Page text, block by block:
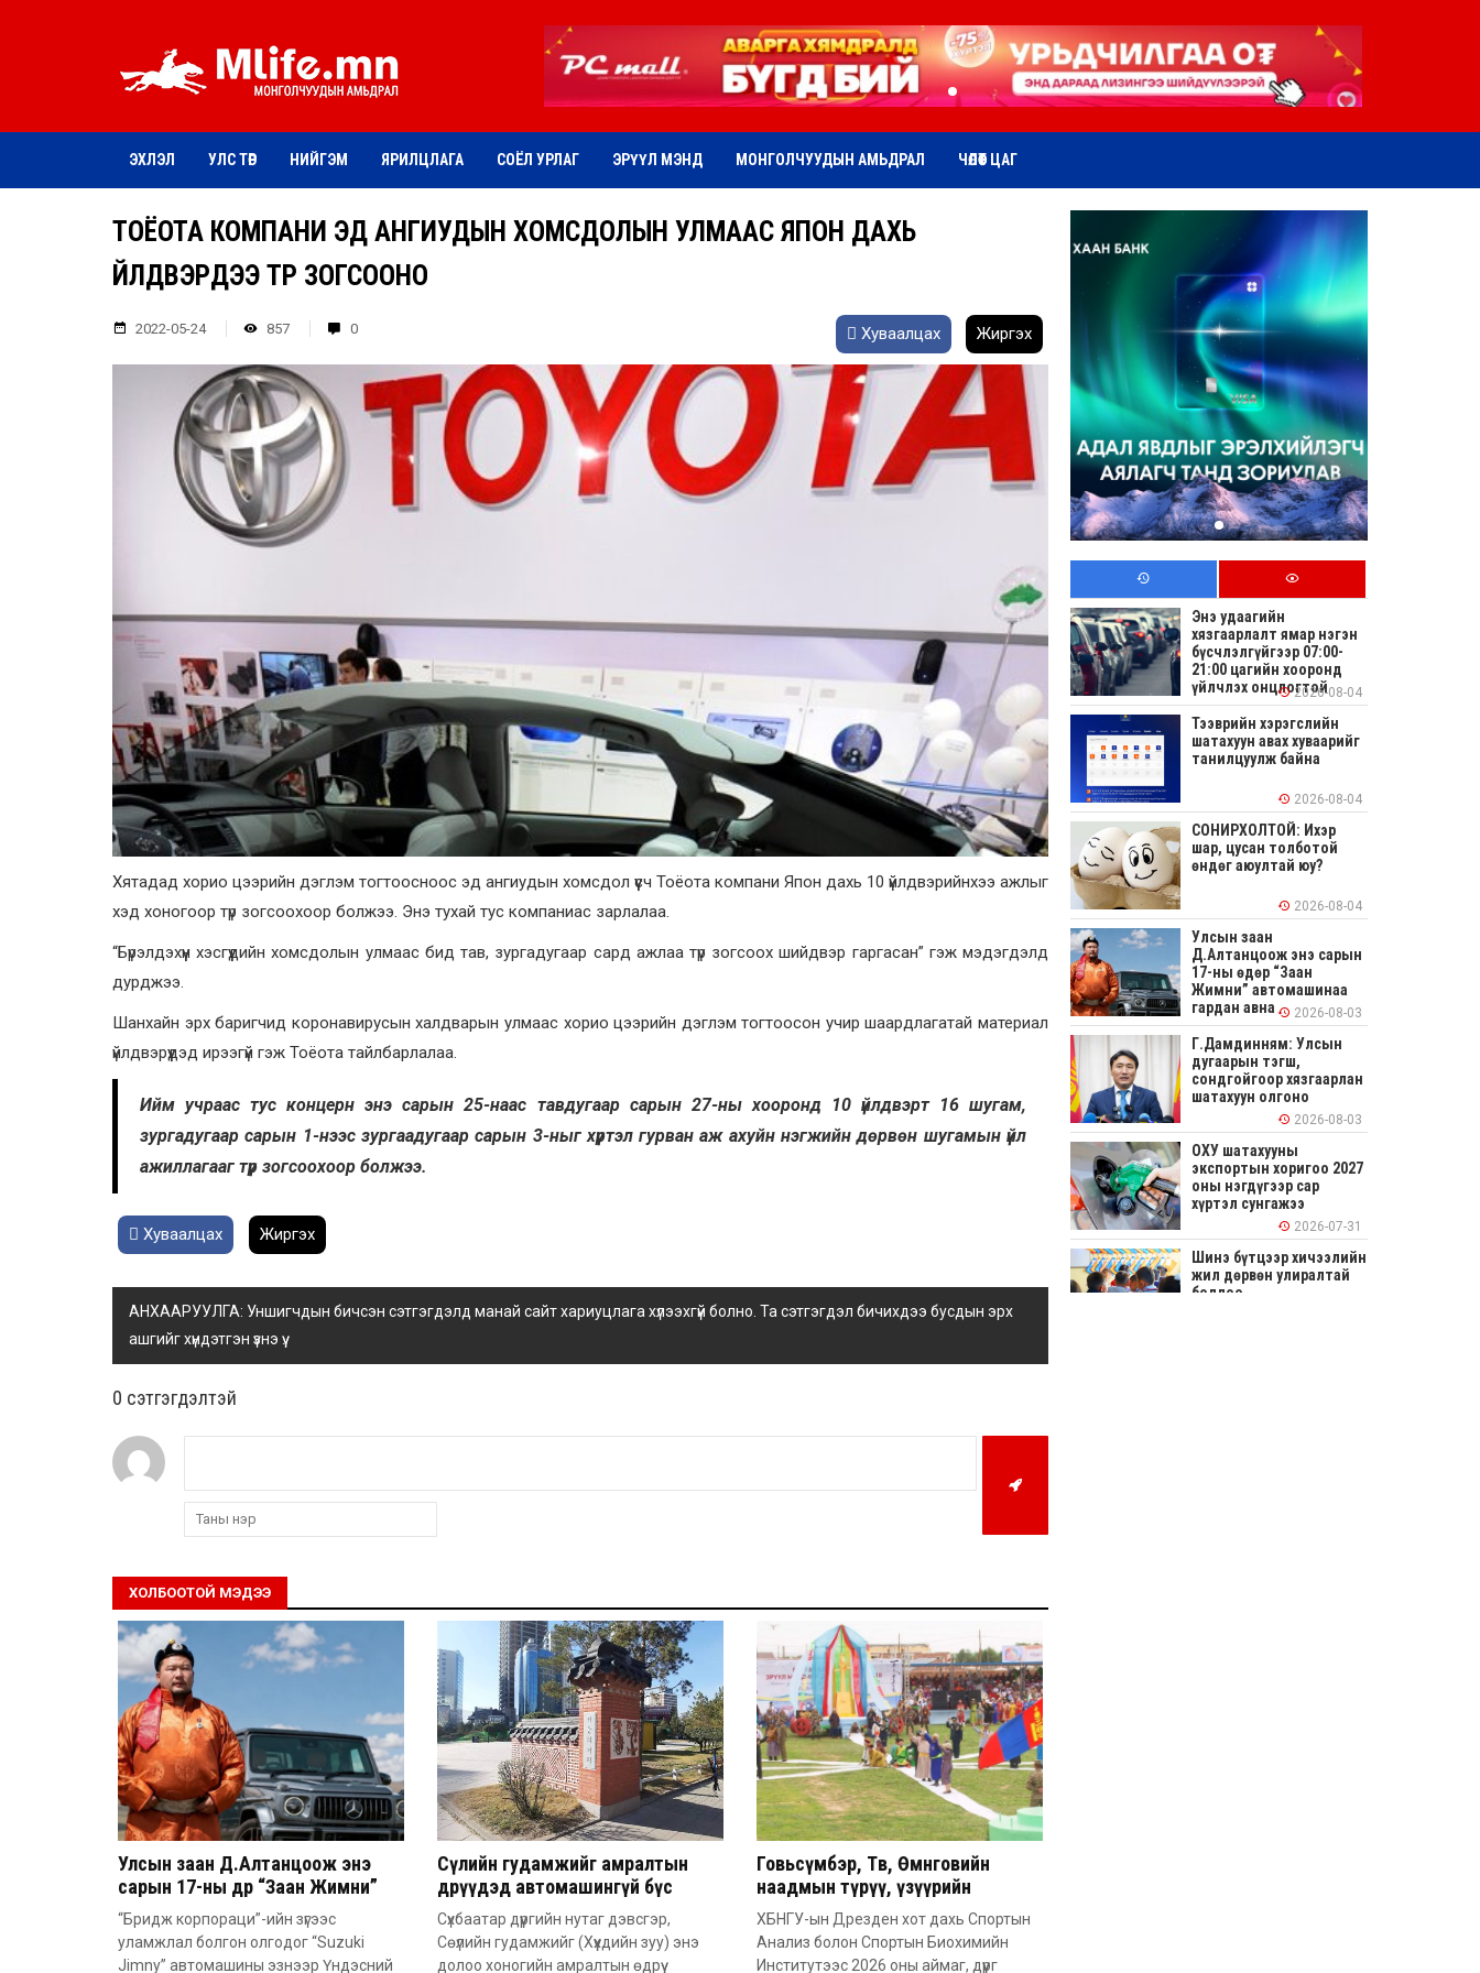
ЭХЛЭЛ УЛС ТӨР НИЙГЭМ ЯРИЛЦЛАГА СОЁЛ УРЛАГ ЭРҮҮЛ МЭНД МОНГОЛЧУУДЫН АМЬДРАЛ ЧӨЛӨӨТ ЦАГ
ТОЁОТА КОМПАНИ ЭД АНГИУДЫН ХОМСДОЛЫН УЛМААС ЯПОН ДАХЬ
ҮЙЛДВЭРҮҮДЭЭ ТҮР ЗОГСООНО
2022-05-24 857 0 Хуваалцах Жиргэх
Хятадад хорио цээрийн дэглэм тогтоосноос эд ангиудын хомсдол үүсч Тоёота компани Япон дахь 10 үйлдвэрийнхээ ажлыг
хэд хоногоор түр зогсоохоор болжээ. Энэ тухай тус компаниас зарлалаа.
“Бүрэлдэхүүн хэсгүүдийн хомсдолын улмаас бид тав, зургадугаар сард ажлаа түр зогсоох шийдвэр гаргасан” гэж мэдэгдэлд
дурджээ.
Шанхайн эрх баригчид коронавирусын халдварын улмаас хорио цээрийн дэглэм тогтоосон учир шаардлагатай материал
үйлдвэрүүдэд ирээгүй гэж Тоёота тайлбарлалаа.
Ийм учраас тус концерн энэ сарын 25-наас тавдугаар сарын 27-ны хооронд 10 үйлдвэрт 16 шугам,
зургадугаар сарын 1-нээс зургаадугаар сарын 3-ныг хүртэл гурван аж ахуйн нэгжийн дөрвөн шугамын үйл
ажиллагааг түр зогсоохоор болжээ.
Хуваалцах Жиргэх
АНХААРУУЛГА: Уншигчдын бичсэн сэтгэгдэлд манай сайт хариуцлага хүлээхгүй болно. Та сэтгэгдэл бичихдээ бусдын эрх
ашгийг хүндэтгэн үзнэ үү.
0 cэтгэгдэлтэй
ХОЛБООТОЙ МЭДЭЭ
Улсын заан Д.Алтанцоож энэ
сарын 17-ны өдөр “Заан Жимни”
автомашинаа гардан авна
“Бридж корпораци”-ийн зүгээс
уламжлал болгон олгодог “Suzuki
Jimny” автомашины эзнээр Үндэсний
Сөүлийн гудамжийг амралтын
өдрүүдэд автомашингүй бүс
болгоно
Сүхбаатар дүүргийн нутаг дэвсгэр,
Сөүлийн гудамжийг (Хүүхдийн зуу) энэ
долоо хоногийн амралтын өдрүү
Говьсүмбэр, Төв, Өмнөговийн
наадмын түрүү, үзүүрийн
бөхчүүдээс допинг илэрчээ
ХБНГУ-ын Дрезден хот дахь Спортын
Анализ болон Спортын Биохимийн
Институтээс 2026 оны аймаг, дүүрг
Энэ удаагийн
хязгаарлалт ямар нэгэн
бүсчлэлгүйгээр 07:00-
21:00 цагийн хооронд
үйлчлэх онцлогтой2026-08-04
Тээврийн хэрэгслийн
шатахуун авах хуваарийг
танилцуулж байна
2026-08-04
СОНИРХОЛТОЙ: Ихэр
шар, цусан толботой
өндөг аюултай юу?
2026-08-04
Улсын заан
Д.Алтанцоож энэ сарын
17-ны өдөр “Заан
Жимни” автомашинаа
гардан авна
2026-08-03
Г.Дамдинням: Улсын
дугаарын тэгш,
сондгойгоор хязгаарлан
шатахуун олгоно
2026-08-03
ОХУ шатахууны
экспортын хоригоо 2027
оны нэгдүгээр сар
хүртэл сунгажээ
2026-07-31
Шинэ бүтцээр хичээлийн
жил дөрвөн улиралтай
боллоо